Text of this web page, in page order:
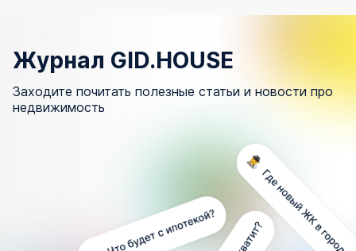
Журнал GID.HOUSE
Заходите почитать полезные статьи и новости про
недвижимость